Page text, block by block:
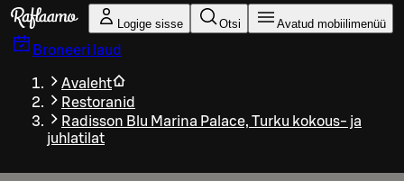
Liigu peamise sisu juurde
Logige sisse Otsi Avatud mobiilimenüü
Broneeri laud
Avaleht
Restoranid
Radisson Blu Marina Palace, Turku kokous- ja
juhlatilat